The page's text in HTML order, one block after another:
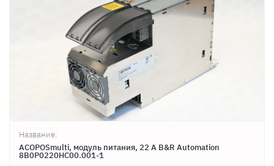
Название:
ACOPOSmulti, модуль питания, 22 A B&R Automation
8B0P0220HC00.001-1